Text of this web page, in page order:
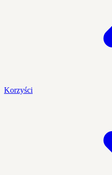
Korzyści